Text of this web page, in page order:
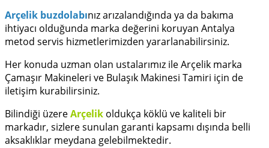
Arçelik buzdolabınız arızalandığında ya da bakıma
ihtiyacı olduğunda marka değerini koruyan Antalya
metod servis hizmetlerimizden yararlanabilirsiniz.
Her konuda uzman olan ustalarımız ile Arçelik marka
Çamaşır Makineleri ve Bulaşık Makinesi Tamiri için de
iletişim kurabilirsiniz.
Bilindiği üzereArçelik oldukça köklü ve kaliteli bir
markadır, sizlere sunulan garanti kapsamı dışında belli
aksaklıklar meydana gelebilmektedir.